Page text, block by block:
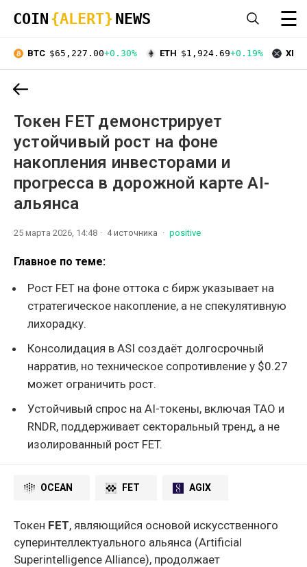
COIN {ALERT} NEWS ☰
BTC $65,227.00+0.30% ETH $1,924.69+0.19% XRP
Токен FET демонстрирует
устойчивый рост на фоне
накопления инвесторами и
прогресса в дорожной карте AI-
альянса
25 марта 2026, 14:48 4 источника positive
Главное по теме:
Рост FET на фоне оттока с бирж указывает на
стратегическое накопление, а не спекулятивную
лихорадку.
Консолидация в ASI создаёт долгосрочный
нарратив, но техническое сопротивление у $0.27
может ограничить рост.
Устойчивый спрос на AI-токены, включая TAO и
RNDR, поддерживает секторальный тренд, а не
изолированный рост FET.
OCEAN FET AGIX
Токен FET, являющийся основой искусственного
суперинтеллектуального альянса (Artificial
Superintelligence Alliance), продолжает